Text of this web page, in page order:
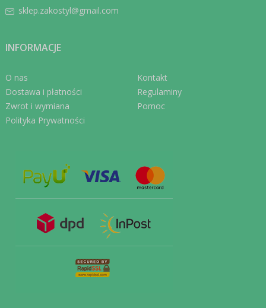
sklep.zakostyl@gmail.com
INFORMACJE
O nas
Dostawa i płatności
Zwrot i wymiana
Polityka Prywatności
Kontakt
Regulaminy
Pomoc